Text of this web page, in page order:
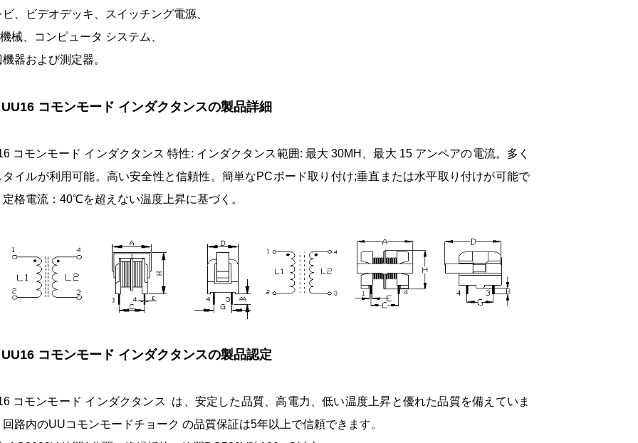
ビ、ビデオデッキ、スイッチング電源、
械、コンピュータ システム、
機器および測定器。
コモンモード インダクタンスの製品詳細
コモンモード インダクタンス 特性: インダクタンス範囲: 最大 30MH、最大 15 アンペアの電流。多く
タイルが利用可能。高い安全性と信頼性。簡単なPCボード取り付け;垂直または水平取り付けが可能で
定格電流：40℃を超えない温度上昇に基づく。
コモンモード インダクタンスの製品認定
コモンモード インダクタンス は、安定した品質、高電力、低い温度上昇と優れた品質を備えていま
回路内のUUコモンモードチョーク の品質保証は5年以上で信頼できます。